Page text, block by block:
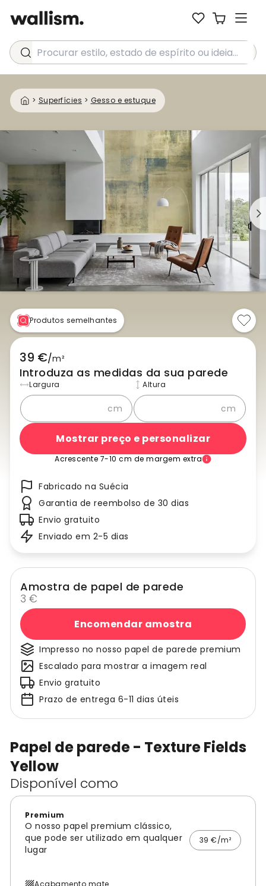
Procurar estilo, estado de espírito ou ideia...
> Superfícies > Gesso e estuque
Papel de parede - Texture Fields
Yellow
Disponível como
Premium
O nosso papel premium clássico,
que pode ser utilizado em qualquer
lugar
39 €/m²
Produtos semelhantes
39 €/m²
Introduza as medidas da sua parede
Largura
cm
Altura
cm
Mostrar preço e personalizar
Acrescente 7-10 cm de margem extra
Fabricado na Suécia
Garantia de reembolso de 30 dias
Envio gratuito
Enviado em 2-5 dias
Amostra de papel de parede
3 €
Encomendar amostra
Impresso no nosso papel de parede premium
Escalado para mostrar a imagem real
Envio gratuito
Prazo de entrega 6-11 dias úteis